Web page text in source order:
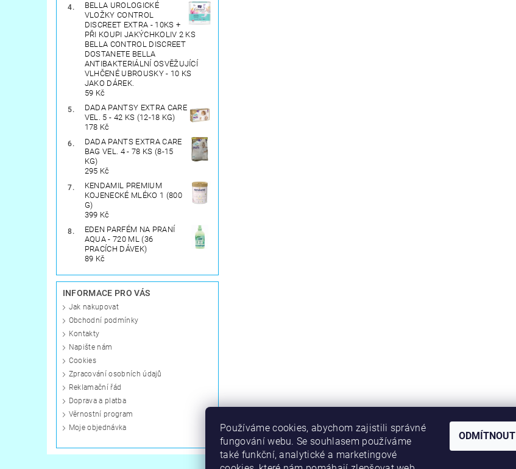
BELLA UROLOGICKÉ
VLOŽKY CONTROL
DISCREET EXTRA - 10KS +
PŘI KOUPI JAKÝCHKOLIV 2 KS
BELLA CONTROL DISCREET
DOSTANETE BELLA
ANTIBAKTERIÁLNÍ OSVĚŽUJÍCÍ
VLHČENÉ UBROUSKY - 10 KS
JAKO DÁREK.
59 Kč
DADA PANTSY EXTRA CARE
VEL. 5 - 42 KS (12-18 KG)
178 Kč
DADA PANTS EXTRA CARE
BAG VEL. 4 - 78 KS (8-15
KG)
295 Kč
KENDAMIL PREMIUM
KOJENECKÉ MLÉKO 1 (800
G)
399 Kč
EDEN PARFÉM NA PRANÍ
AQUA - 720 ML (36
PRACÍCH DÁVEK)
89 Kč
INFORMACE PRO VÁS
Jak nakupovat
Obchodní podmínky
Kontakty
Napište nám
Cookies
Zpracování osobních údajů
Reklamační řád
Doprava a platba
Věrnostní program
Moje objednávka
Používáme cookies, abychom zajistili správné
fungování webu. Se souhlasem používáme
také funkční, analytické a marketingové
ODMÍTNOUT